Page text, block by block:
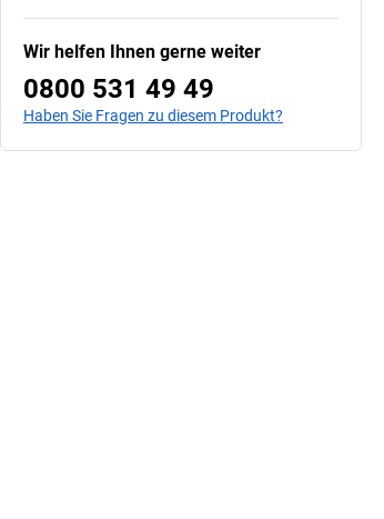
Wir helfen Ihnen gerne weiter
0800 531 49 49
Haben Sie Fragen zu diesem Produkt?